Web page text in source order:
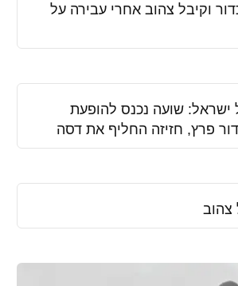
וקיבל צהוב אחרי עבירה על
ישראל: שועה נכנס להופעת
פרץ, חזיזה החליף את דסה
צהוב